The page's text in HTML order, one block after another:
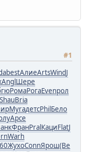
#1
bestАлиеArtsWindJ
Angl Шере
РомаРогаEvenрол
ShauBria
MyraдетсPhil Бело
Арсе
ФранPral КациFlatJ
Warh
ЖухоConnЯрош(Ве